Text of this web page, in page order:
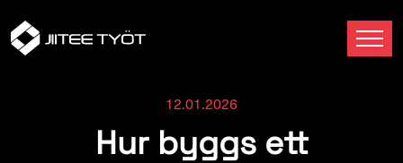
12.01.2026
Hur byggs ett